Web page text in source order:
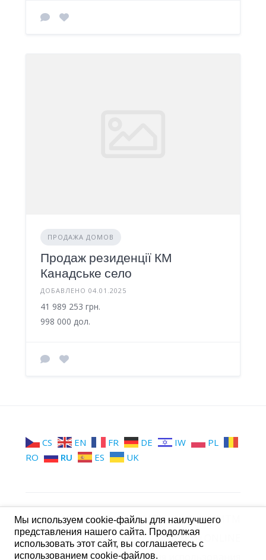
ПРОДАЖА ДОМОВ
Продаж резиденції КМ
Канадське село
ДОБАВЛЕНО 04.01.2025
41 989 253 грн.
998 000 дол.
CS EN FR DE IW
PL
RO
RU ES UK
МТМ Группы МТМ
Стена МТМ
Форум МТМ
Контакты ONLINE
Условия использования
Мы используем cookie-файлы для наилучшего
представления нашего сайта. Продолжая
использовать этот сайт, вы соглашаетесь с
использованием cookie-файлов.